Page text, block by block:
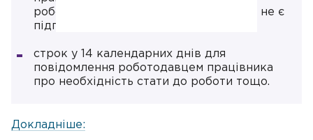
роботодавцем - фізичною особою, яка не є
підприємцем;
строк у 14 календарних днів для
повідомлення роботодавцем працівника
про необхідність стати до роботи тощо.
Докладніше: